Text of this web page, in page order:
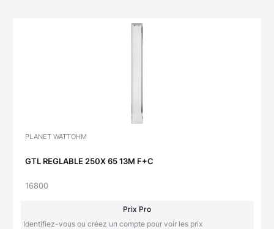
PLANET WATTOHM
GTL REGLABLE 250X 65 13M F+C
16800
Prix Pro
Identifiez-vous ou créez un compte pour voir les prix